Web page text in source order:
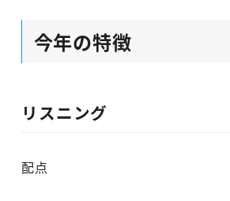
今年の特徴
リスニング
配点